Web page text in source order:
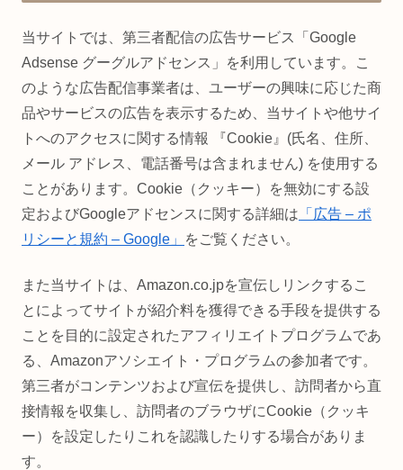
当サイトでは、第三者配信の広告サービス「Google
Adsense グーグルアドセンス」を利用しています。こ
のような広告配信事業者は、ユーザーの興味に応じた商
品やサービスの広告を表示するため、当サイトや他サイ
トへのアクセスに関する情報 『Cookie』(氏名、住所、
メール アドレス、電話番号は含まれません) を使用する
ことがあります。Cookie（クッキー）を無効にする設
定およびGoogleアドセンスに関する詳細は 「広告 – ポ
リシーと規約 – Google」
をご覧ください。
また当サイトは、Amazon.co.jpを宣伝しリンクするこ
とによってサイトが紹介料を獲得できる手段を提供する
ことを目的に設定されたアフィリエイトプログラムであ
る、Amazonアソシエイト・プログラムの参加者です。
第三者がコンテンツおよび宣伝を提供し、訪問者から直
接情報を収集し、訪問者のブラウザにCookie（クッキ
ー）を設定したりこれを認識したりする場合がありま
す。